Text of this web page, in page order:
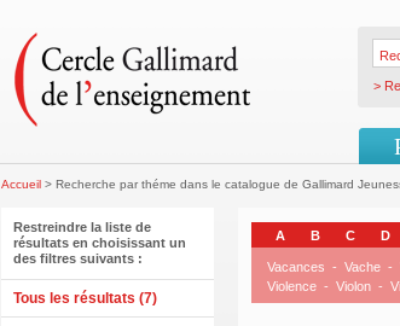
>
Accueil> Recherche par théme dans le catalogue de Gallimard
Restreindre la liste de
résultats en choisissant un
des filtres suivants :
Tous les résultats (7)
A B C D
Vacances - Vache -
Violence - Violon -